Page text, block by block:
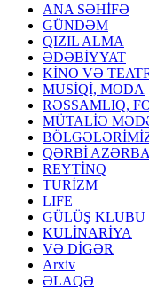
ANA SƏHİFƏ
GÜNDƏM
QIZIL ALMA
ƏDƏBİYYAT
KİNO VƏ
MUSİQİ, MODA
RƏSSAMLIQ,
MÜTALİƏ
QƏRBİ
REYTİNQ
TURİZM
LIFE
GÜLÜŞ KLUBU
KULİNARİYA
VƏ DİGƏR
Arxiv
ƏLAQƏ